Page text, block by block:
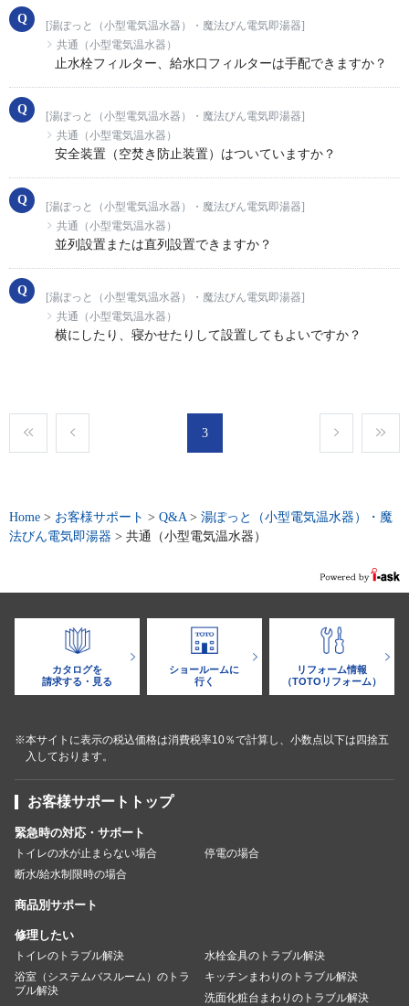
[湯ぽっと（小型電気温水器）・魔法びん電気即湯器]
共通（小型電気温水器）
止水栓フィルター、給水口フィルターは手配できますか？
[湯ぽっと（小型電気温水器）・魔法びん電気即湯器]
共通（小型電気温水器）
安全装置（空焚き防止装置）はついていますか？
[湯ぽっと（小型電気温水器）・魔法びん電気即湯器]
共通（小型電気温水器）
並列設置または直列設置できますか？
[湯ぽっと（小型電気温水器）・魔法びん電気即湯器]
共通（小型電気温水器）
横にしたり、寝かせたりして設置してもよいですか？
3
Home > お客様サポート > Q&A> 湯ぽっと（小型電気温水器）・魔
法びん電気即湯器 > 共通（小型電気温水器）
カタログを
請求する・見る
ショールームに
行く
リフォーム情報
（TOTOリフォーム）
※本サイトに表示の税込価格は消費税率10％で計算し、小数点以下は四捨五
入しております。
お客様サポートトップ
緊急時の対応・サポート
トイレの水が止まらない場合
停電の場合
断水/給水制限時の場合
商品別サポート
修理したい
トイレのトラブル解決
水栓金具のトラブル解決
浴室（システムバスルーム）のトラ
ブル解決
キッチンまわりのトラブル解決
洗面化粧台まわりのトラブル解決